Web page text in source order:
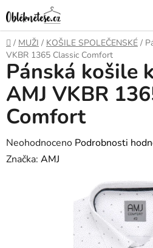
na
obsah
Domů
/ MUŽI / KOŠILE SPOLEČENSKÉ /
VKBR 1365 Classic Comfort
Pánská košile
AMJ VKBR
Comfort
Průměrné
hodnocení
Neohodnoceno Podrobnosti
Značka: AMJ